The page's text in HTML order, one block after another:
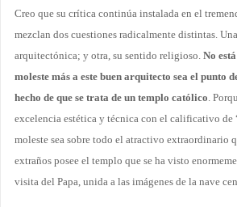
Creo que su crítica continúa instalada en el
mezclan dos cuestiones radicalmente distintas.
arquitectónica; y otra, su sentido religioso. No
moleste más a este buen arquitecto sea el punto
hecho de que se trata de un templo católico.
excelencia estética y técnica con el calificativo de
moleste sea sobre todo el atractivo extraordinario
extraños posee el templo que se ha visto
visita del Papa, unida a las imágenes de la nave